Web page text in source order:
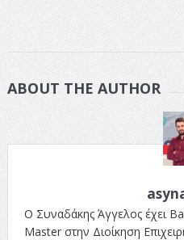
ABOUT THE AUTHOR
Ο Συναδάκης Άγγελος έχει
Master στην Διοίκηση